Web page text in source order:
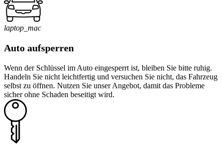
laptop_mac
Auto aufsperren
Wenn der Schlüssel im Auto eingesperrt ist, bleiben Sie bitte ruhig.
Handeln Sie nicht leichtfertig und versuchen Sie nicht, das Fahrzeug
selbst zu öffnen. Nutzen Sie unser Angebot, damit das Probleme
sicher ohne Schaden beseitigt wird.